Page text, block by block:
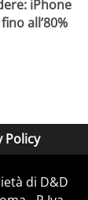
iPhone
all’80%
Policy
di D&D